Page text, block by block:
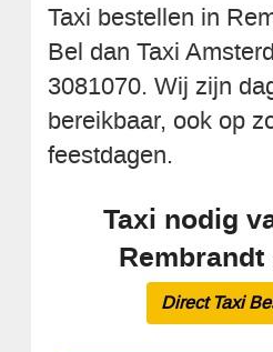
Taxi bestellen in
Bel dan Taxi
3081070. Wij zijn
bereikbaar, ook op
feestdagen.
Taxi nodig
Direct Taxi